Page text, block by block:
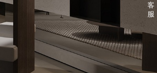
客
服